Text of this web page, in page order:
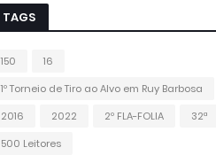
TAGS
150
16
1º Torneio de Tiro ao Alvo em Ruy Barbosa
2016
2022 2º FLA-FOLIA
32ª
500 Leitores